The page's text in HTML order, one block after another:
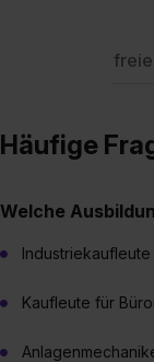
Häufige
Welche
Industriekaufleute
Kaufleute für